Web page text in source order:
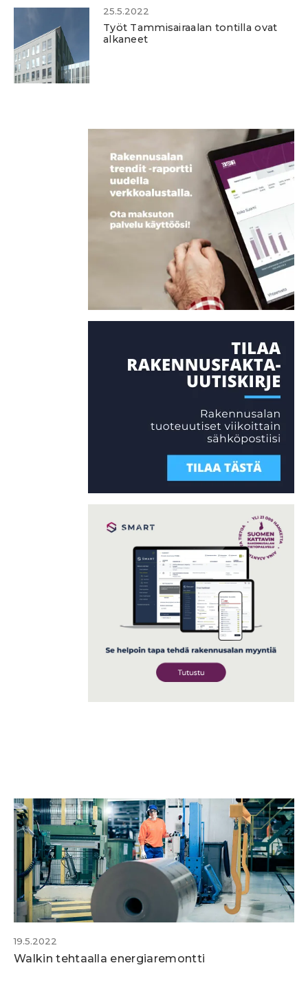
25.5.2022
Työt Tammisairaalan tontilla ovat
alkaneet
19.5.2022
Walkin tehtaalla energiaremontti